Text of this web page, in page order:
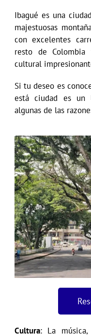
Ibagué es una
majestuosas
con excelentes
resto de
cultural
Si tu deseo es
está ciudad es un
algunas de las
Cultura: La